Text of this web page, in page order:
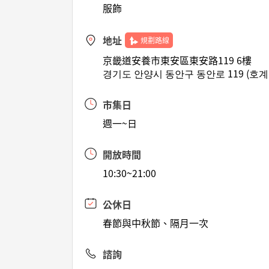
服飾
地址 規劃路線
京畿道安養市東安區東安路119 6樓
경기도 안양시 동안구 동안로 119 (호
市集日
週一~日
開放時間
10:30~21:00
公休日
春節與中秋節、隔月一次
諮詢